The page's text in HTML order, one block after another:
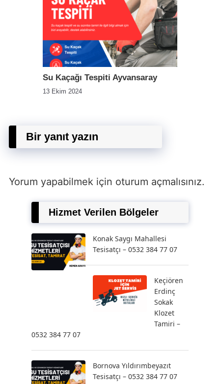
Su Kaçağı Tespiti Ayvansaray
13 Ekim 2024
Bir yanıt yazın
Yorum yapabilmek için oturum açmalısınız.
Hizmet Verilen Bölgeler
Konak Saygı Mahallesi
Tesisatçı – 0532 384 77 07
Keçiören
Erdinç
Sokak
Klozet
Tamiri –
0532 384 77 07
Bornova Yıldırımbeyazıt
Tesisatçı – 0532 384 77 07